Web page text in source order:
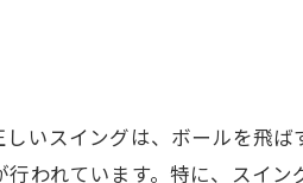
のポイント
ルの費用比較
いスイングは、ボールを飛
われています。特に、スイ